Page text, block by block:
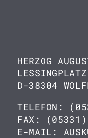
HERZOG
D-38304
TELEFON:
FAX:
E-MAIL: